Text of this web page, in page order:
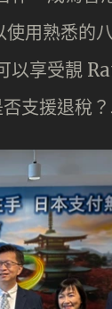
用熟悉的
享受靚
支援退稅